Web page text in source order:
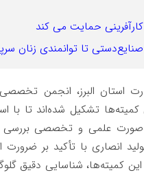
حمایت می کند
صنایع‌دستی تا توانمندی زنان
استان البرز، انجمن
تشکیل شده‌اند تا با
علمی و تخصصی بررسی و
انصاری با تأکید بر
شناسایی دقیق